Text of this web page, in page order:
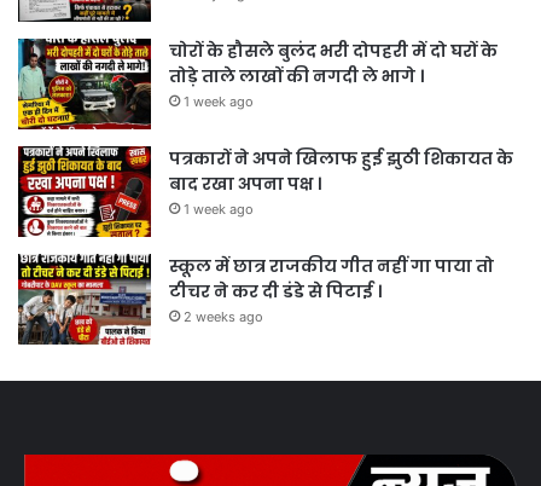
चोरों के हौसले बुलंद भरी दोपहरी में दो घरों के
तोड़े ताले लाखों की नगदी ले भागे ।
1 week ago
पत्रकारों ने अपने खिलाफ हुई झुठी शिकायत के
बाद रखा अपना पक्ष ।
1 week ago
स्कूल में छात्र राजकीय गीत नहीं गा पाया तो
टीचर ने कर दी डंडे से पिटाई ।
2 weeks ago